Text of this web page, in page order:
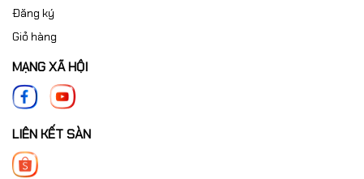
Đăng ký
Giỏ hàng
MẠNG XÃ HỘI
LIÊN KẾT SÀN